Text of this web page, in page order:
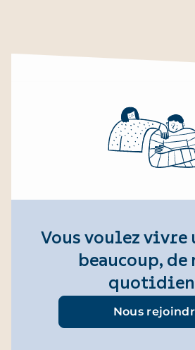
Vous voulez vivre
beaucoup, de
quotidien
Nous